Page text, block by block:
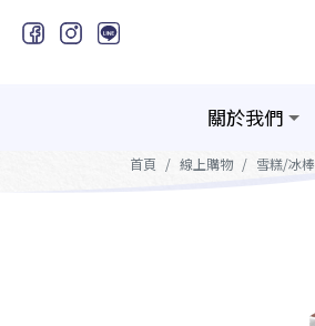
關於我們
首頁 線上購物 雪糕/冰棒